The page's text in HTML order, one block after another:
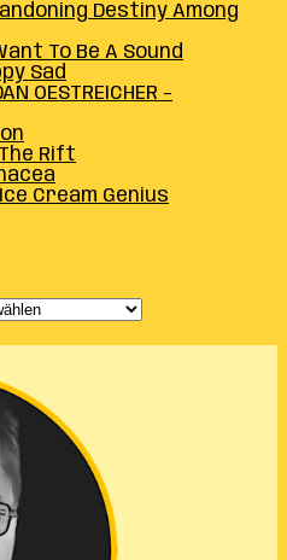
Destiny Among
To Be A Sound
Sad
OESTREICHER –
The Rift
Ice Cream Genius